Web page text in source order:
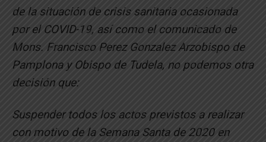
de la situación de crisis sanitaria ocasionada
por el COVID-19, así como el comunicado de
Mons. Francisco Perez Gonzalez Arzobispo de
Pamplona y Obispo de Tudela, no podemos otra
decisión que:
Suspender todos los actos previstos a realizar
con motivo de la Semana Santa de 2020 en